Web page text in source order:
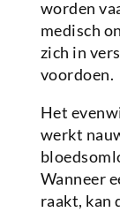
worden
medisch
zich in
voordoen.
Het
werkt
Wanneer
raakt, kan